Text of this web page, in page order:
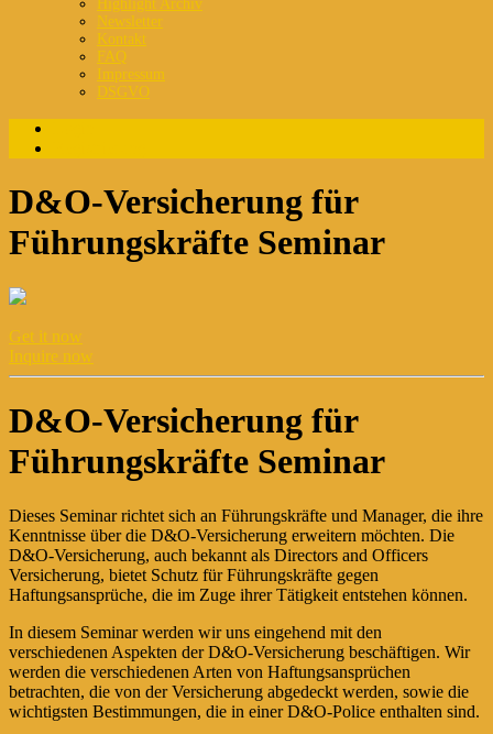
Highlight Archiv
Newsletter
Kontakt
FAQ
Impressum
DSGVO
D&O-Versicherung für
Führungskräfte Seminar
Get it now
Inquire now
D&O-Versicherung für
Führungskräfte Seminar
Dieses Seminar richtet sich an Führungskräfte und Manager, die ihre
Kenntnisse über die D&O-Versicherung erweitern möchten. Die
D&O-Versicherung, auch bekannt als Directors and Officers
Versicherung, bietet Schutz für Führungskräfte gegen
Haftungsansprüche, die im Zuge ihrer Tätigkeit entstehen können.
In diesem Seminar werden wir uns eingehend mit den
verschiedenen Aspekten der D&O-Versicherung beschäftigen. Wir
werden die verschiedenen Arten von Haftungsansprüchen
betrachten, die von der Versicherung abgedeckt werden, sowie die
wichtigsten Bestimmungen, die in einer D&O-Police enthalten sind.